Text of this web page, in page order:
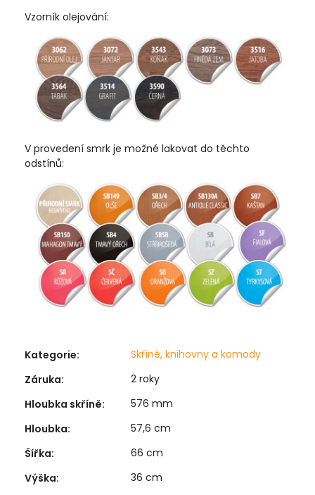
Vzorník olejování:
V provedení smrk je možné lakovat do těchto
odstínů:
Kategorie:
Skříně, knihovny a komody
Záruka:
2 roky
Hloubka skříně:
576 mm
Hloubka:
57,6 cm
Šířka:
66 cm
Výška: 36 cm